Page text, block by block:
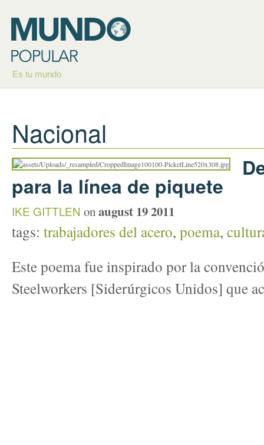
Es tu mundo
Nacional
para la línea de piquete
IKE GITTLEN onaugust 19 2011
tags: trabajadores del acero, poema,
Este poema fue inspirado por la
Steelworkers [Siderúrgicos Unidos] que